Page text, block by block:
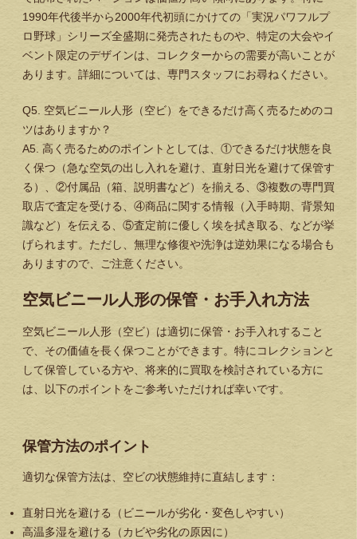
1990年代後半から2000年代初頭にかけての「実況パワフルプ
ロ野球」シリーズ全盛期に発売されたものや、特定の大会やイ
ベント限定のデザインは、コレクターからの需要が高いことが
あります。詳細については、専門スタッフにお尋ねください。
Q5. 空気ビニール人形（空ビ）をできるだけ高く売るためのコ
ツはありますか？
A5. 高く売るためのポイントとしては、①できるだけ状態を良
く保つ（急な空気の出し入れを避け、直射日光を避けて保管す
る）、②付属品（箱、説明書など）を揃える、③複数の専門買
取店で査定を受ける、④商品に関する情報（入手時期、背景知
識など）を伝える、⑤査定前に優しく埃を拭き取る、などが挙
げられます。ただし、無理な修復や洗浄は逆効果になる場合も
ありますので、ご注意ください。
空気ビニール人形の保管・お手入れ方法
空気ビニール人形（空ビ）は適切に保管・お手入れすること
で、その価値を長く保つことができます。特にコレクションと
して保管している方や、将来的に買取を検討されている方に
は、以下のポイントをご参考いただければ幸いです。
保管方法のポイント
適切な保管方法は、空ビの状態維持に直結します：
直射日光を避ける（ビニールが劣化・変色しやすい）
高温多湿を避ける（カビや劣化の原因に）